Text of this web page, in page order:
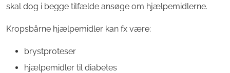
skal dog i begge tilfælde ansøge om hjælpemidlerne.
Kropsbårne hjælpemidler kan fx være:
brystproteser
hjælpemidler til diabetes